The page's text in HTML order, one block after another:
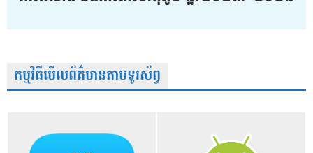
កម្មវិធីមើលព័ត៌មានតាមទូរស័ព្វ